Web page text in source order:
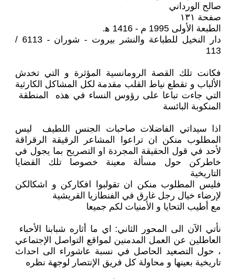
صالح الورداني
صفحة ١٣١
الطبعة الأولى 1995 م - 1416 ه‍.
دار النخيل للطباعة والنشر بيروت - شوران - 6113 /
113
فكانت تلك القصة الرومانسية المؤثرة و التي تخدش
الألباب و تقطع نياط القلب مقدمة لكل المشاكل الكارثية
التي جاءت تباعا على رؤوس النساء في هذه المنطقة
المنكوبة البائسة
اذا سيداتي الفاضلات صاحبات الجنس اللطيف ليس
المطلوب منكن ان تراعوا المشاعر الرقيقة الرقراقة
لأحد في قول الحقيقة المجردة او التصريح بما يجول في
خاطركن حول مسألة معينة خصوصا تلك القضايا
التاريخية
فليس المطلوب منكن ان تقولبوا افكاركن و اشكالكن
لإرضاء خيال رجل غارق في الفنطازيا القريشية
مع أطيب التحايا و الأمنيات لكم جميعا
نأتي الآن الى المحور الثاني: اي ما أثاره شبابنا الأحباء
العاطلين عن العمل المدمنين لمواقع التواصل الإجتماعي
، حول التصعيد الحاصل في نسبة عاشوراء الى احداث
تاريخية بعينها و محاولة كل فريق الإنتصار لوجهة نظره